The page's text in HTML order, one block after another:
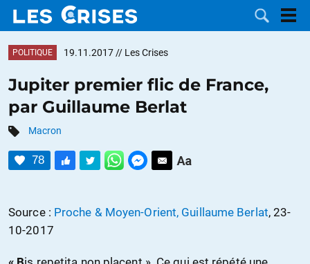
LES
DOSSIERS
CATÉGORIES
CONTACTER
FAIRE UN
POLITIQUE 19.11.2017 // Les Crises
Jupiter premier flic de France,
par Guillaume Berlat
Macron
78
Source : Proche & Moyen-Orient, Guillaume Berlat, 23-
10-2017